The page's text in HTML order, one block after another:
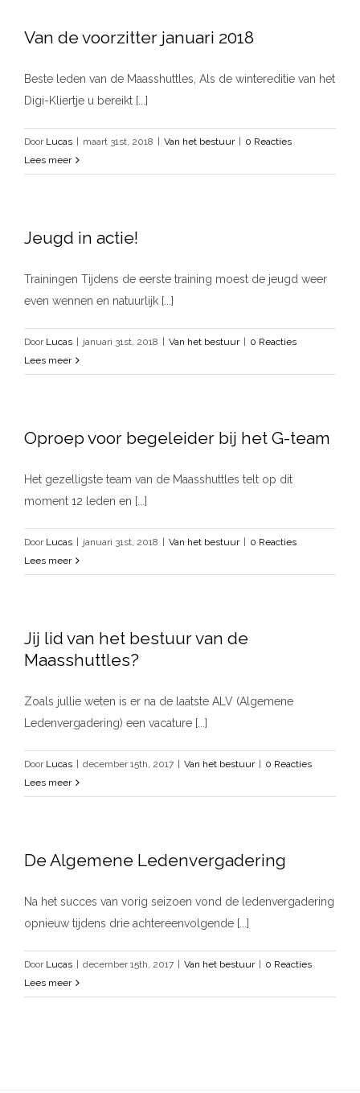
Van de voorzitter januari 2018
Beste leden van de Maasshuttles, Als de wintereditie van het
Digi-Kliertje u bereikt [...]
Door Lucas | maart 31st, 2018 | Van het bestuur | 0 Reacties
Lees meer
Jeugd in actie!
Trainingen Tijdens de eerste training moest de jeugd weer
even wennen en natuurlijk [...]
Door Lucas | januari 31st, 2018 | Van het bestuur | 0 Reacties
Lees meer
Oproep voor begeleider bij het G-team
Het gezelligste team van de Maasshuttles telt op dit
moment 12 leden en [...]
Door Lucas | januari 31st, 2018 | Van het bestuur | 0 Reacties
Lees meer
Jij lid van het bestuur van de
Maasshuttles?
Zoals jullie weten is er na de laatste ALV (Algemene
Ledenvergadering) een vacature [...]
Door Lucas | december 15th, 2017 | Van het bestuur | 0 Reacties
Lees meer
De Algemene Ledenvergadering
Na het succes van vorig seizoen vond de ledenvergadering
opnieuw tijdens drie achtereenvolgende [...]
Door Lucas | december 15th, 2017 | Van het bestuur | 0 Reacties
Lees meer